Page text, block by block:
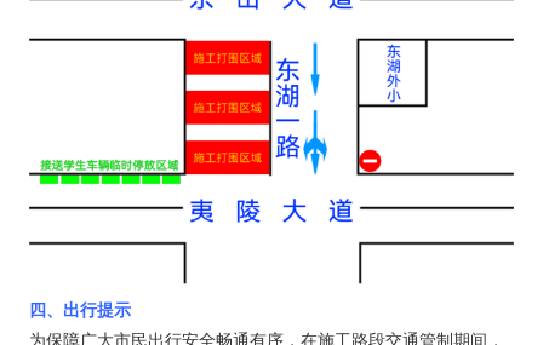
四、出行提示
为保障广大市民出行安全畅通有序，在施工路段交通管制期间，